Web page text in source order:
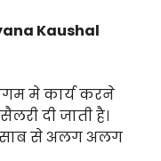
Kaushal
मे कार्य करने
दी जाती है।
से अलग अलग